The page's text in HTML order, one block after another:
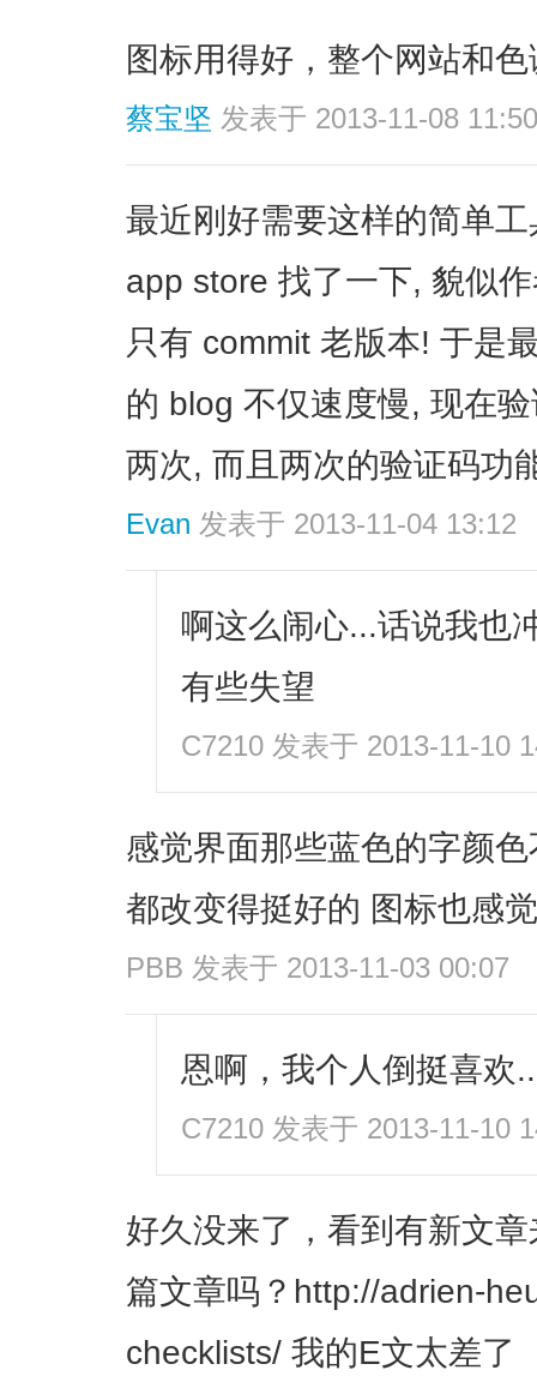
图标用得好，整个网站和
蔡宝坚 发表于 2013-11-08 11:50
最近刚好需要这样的简单
app store 找了一下, 貌似
只有 commit 老版本! 于是
的 blog 不仅速度慢, 现在
两次, 而且两次的验证码功
Evan 发表于 2013-11-04 13:12
啊这么闹心...话说我也
有些失望
C7210 发表于 2013-11-10
感觉界面那些蓝色的字颜
都改变得挺好的 图标也感
PBB 发表于 2013-11-03 00:07
恩啊，我个人倒挺喜欢..
C7210 发表于 2013-11-10
好久没来了，看到有新文
篇文章吗？http://adrien-
checklists/ 我的E文太差了